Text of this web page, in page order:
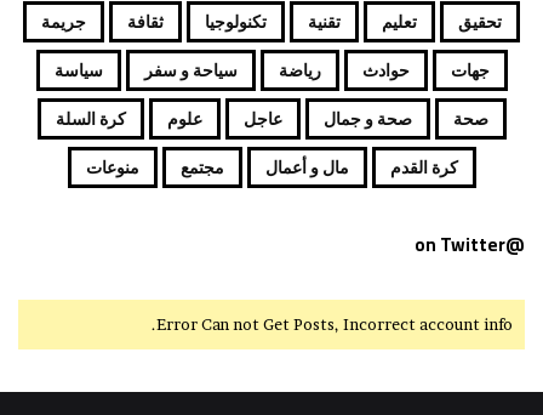
تحقيق تعليم تقنية تكنولوجيا ثقافة جريمة
جهات حوادث رياضة سياحة و سفر سياسة
صحة صحة و جمال عاجل علوم كرة السلة
كرة القدم مال و أعمال مجتمع منوعات
@on Twitter
Error Can not Get Posts, Incorrect account info.